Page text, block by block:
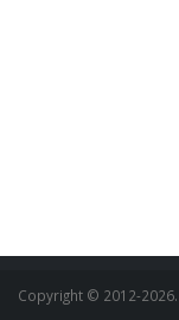
Copyright © 2012-2026.